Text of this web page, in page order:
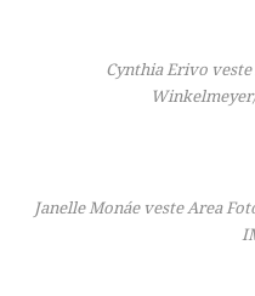
Cynthia Erivo
Janelle Monáe veste Area